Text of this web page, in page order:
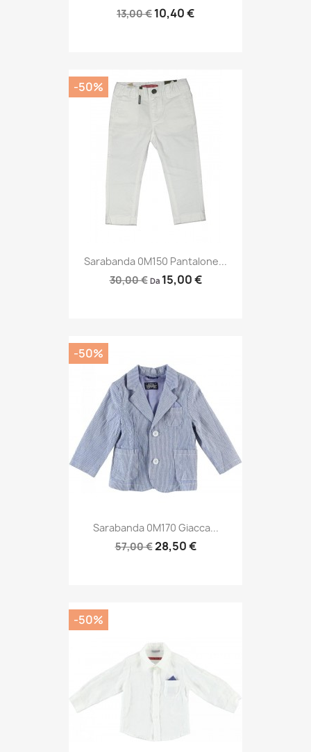
13,00 € 10,40 €
Sarabanda 0M150 Pantalone...
30,00 € Da 15,00 €
-50%
Sarabanda 0M170 Giacca...
57,00 €28,50 €
-50%
-50%